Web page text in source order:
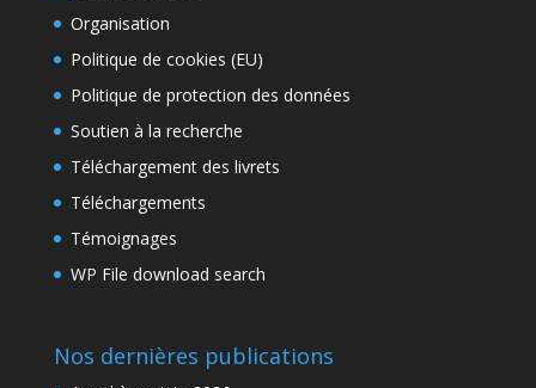
Organisation
Politique de cookies (EU)
Politique de protection des données
Soutien à la recherche
Téléchargement des livrets
Téléchargements
Témoignages
WP File download search
Nos dernières publications